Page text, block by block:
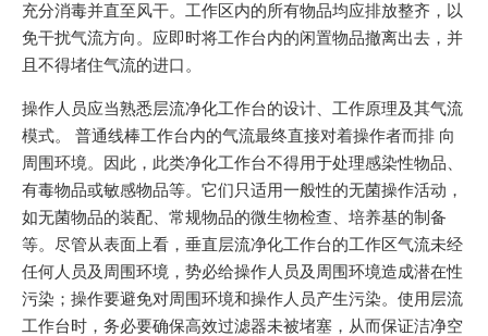
充分消毒并直至风干。工作区内的所有物品均应排放整齐，以
免干扰气流方向。应即时将工作台内的闲置物品撤离出去，并
且不得堵住气流的进口。
操作人员应当熟悉层流净化工作台的设计、工作原理及其气流
模式。 普通线棒工作台内的气流最终直接对着操作者而排 向
周围环境。因此，此类净化工作台不得用于处理感染性物品、
有毒物品或敏感物品等。它们只适用一般性的无菌操作活动，
如无菌物品的装配、常规物品的微生物检查、培养基的制备
等。尽管从表面上看，垂直层流净化工作台的工作区气流未经
任何人员及周围环境，势必给操作人员及周围环境造成潜在性
污染；操作要避免对周围环境和操作人员产生污染。使用层流
工作台时，务必要确保高效过滤器未被堵塞，从而保证洁净空